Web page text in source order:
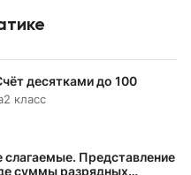
десятками до 100
2 класс
слагаемые. Представление
суммы разрядных